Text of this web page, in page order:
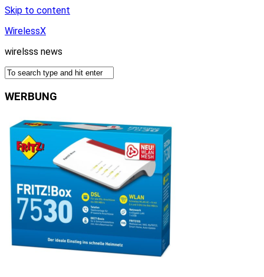
Skip to content
WirelessX
wirelsss news
WERBUNG